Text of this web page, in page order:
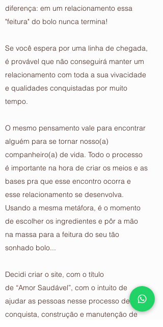
diferença: em um relacionamento essa
"feitura" do bolo nunca termina!
Se você espera por uma linha de chegada,
é provável que não conseguirá manter um
relacionamento com toda a sua vivacidade
e qualidades conquistadas por muito
tempo.
O mesmo pensamento vale para encontrar
alguém para se tornar nosso(a)
companheiro(a) de vida. Todo o processo
é importante na hora de criar os meios e as
bases pra que esse encontro ocorra e
esse relacionamento se desenvolva.
Usando a mesma metáfora, é o momento
de escolher os ingredientes e pôr a mão
na massa para a feitura do seu tão
sonhado bolo...
Decidi criar o site, com o título
de “Amor Saudável”, com o intuito de
ajudar as pessoas nesse processo de
conquista, construção e manutenção de